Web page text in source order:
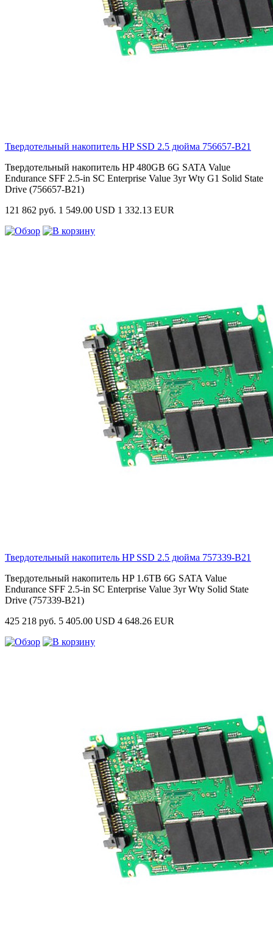
Твердотельный накопитель HP SSD 2.5 дюйма 756657-B21
Твердотельный накопитель HP 480GB 6G SATA Value
Endurance SFF 2.5-in SC Enterprise Value 3yr Wty G1 Solid State
Drive (756657-B21)
121 862 руб. 1 549.00 USD 1 332.13 EUR
Твердотельный накопитель HP SSD 2.5 дюйма 757339-B21
Твердотельный накопитель HP 1.6TB 6G SATA Value
Endurance SFF 2.5-in SC Enterprise Value 3yr Wty Solid State
Drive (757339-B21)
425 218 руб. 5 405.00 USD 4 648.26 EUR